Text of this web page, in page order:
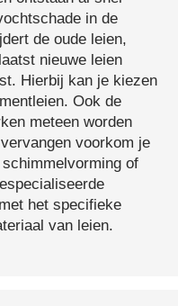
in de
de oude leien,
nieuwe leien
Hierbij kan je kiezen
Ook de
meteen worden
voorkom je
of
het specifieke
van leien.